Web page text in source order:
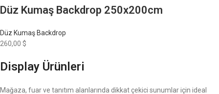
Düz Kumaş Backdrop 250x200cm
Düz Kumaş Backdrop
260,00 $
Display Ürünleri
Mağaza, fuar ve tanıtım alanlarında dikkat çekici sunumlar için ideal